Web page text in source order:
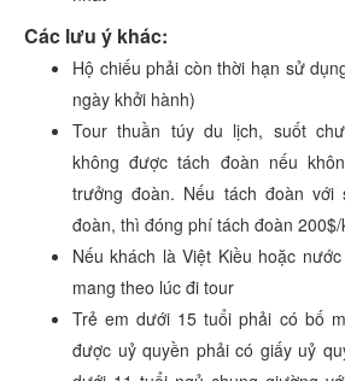
Các lưu ý khác:
Hộ chiếu phải còn thời hạn sử
ngày khởi hành)
Tour thuần túy du lịch, suốt
không được tách đoàn nếu
trưởng đoàn. Nếu tách đoàn
đoàn, thì đóng phí tách đoàn 200$/
Nếu khách là Việt Kiều hoặc
mang theo lúc đi tour
Trẻ em dưới 15 tuổi phải có bố
được uỷ quyền phải có giấy uỷ